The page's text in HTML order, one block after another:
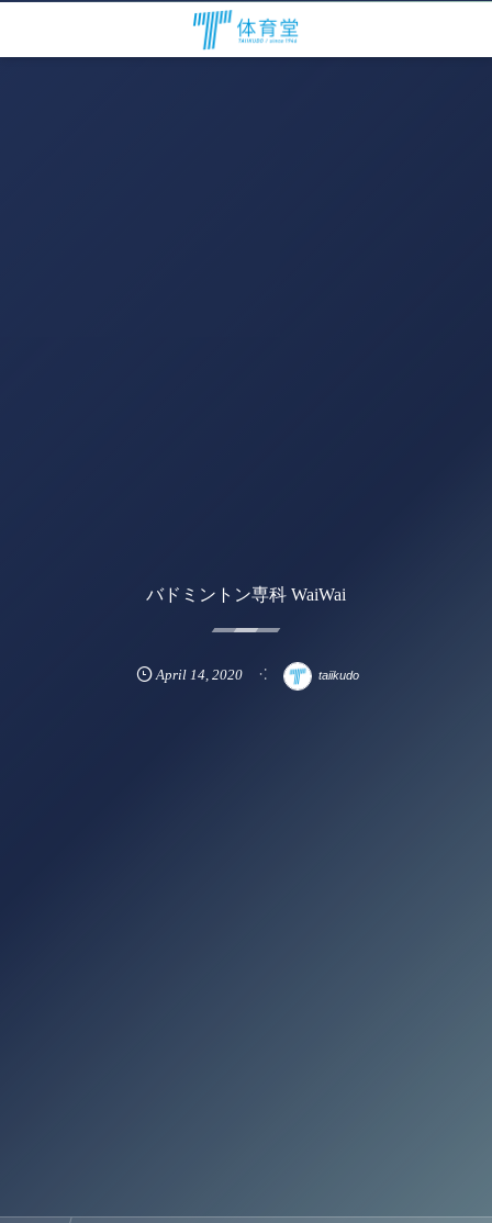
バドミントン専科 WaiWai
April 14 ,2020 taiikudo